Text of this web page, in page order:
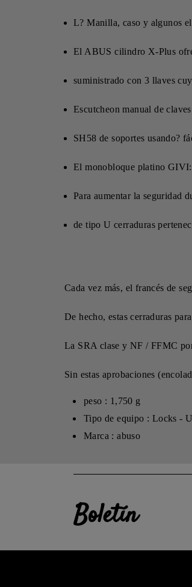
L? Manilla, caso y algunos
El ABUS cilindro X-Plus
suministrado con 3 llaves
Escutcheon manual de
SH58 de soportes usando?
El monobloque platino GIVI:
Para aumentar la seguridad
de tipo U cerraduras
Cada vez más, el francés de
De hecho, estas cerraduras
La SRA clase y NF / FFMC
Sin estas aprobaciones
peso : 1,750 g
Tipo de equipo : Locks -
Marca : abuso
Boletín